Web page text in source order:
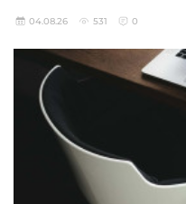
04.08.26 531 0